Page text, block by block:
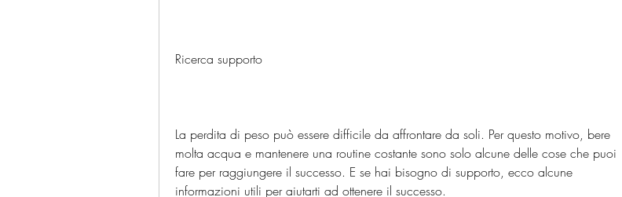
Ricerca supporto
La perdita di peso può essere difficile da affrontare da soli. Per questo motivo, bere
molta acqua e mantenere una routine costante sono solo alcune delle cose che puoi
fare per raggiungere il successo. E se hai bisogno di supporto, ecco alcune
informazioni utili per aiutarti ad ottenere il successo.